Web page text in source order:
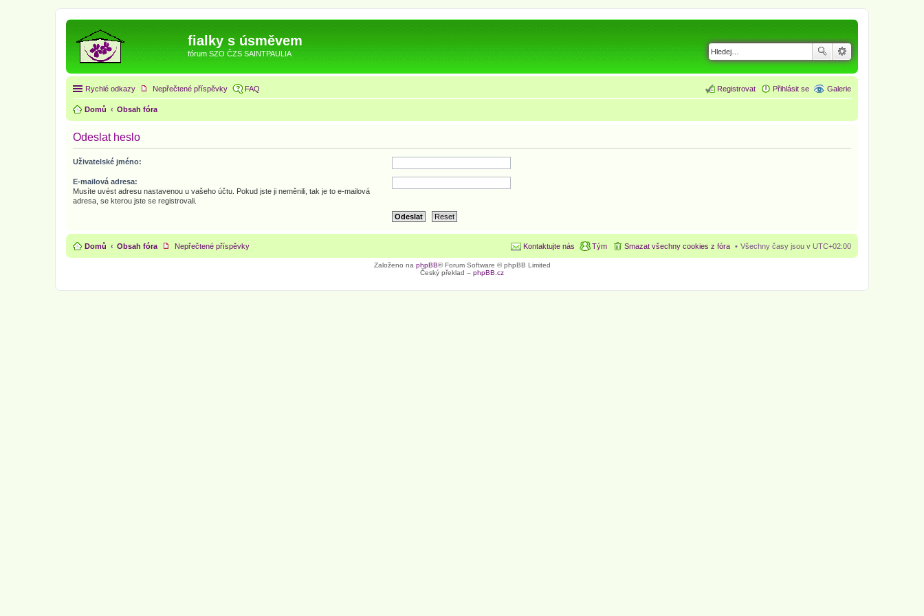
fialky s úsměvem
fórum SZO ČZS SAINTPAULIA
Rychlé odkazy Nepřečtené příspěvky Galerie
FAQ Přihlásit se
Registrovat
Domů Obsah fóra
Odeslat heslo
Uživatelské jméno:
E-mailová adresa:
Musíte uvést adresu nastavenou u vašeho účtu. Pokud jste ji neměnili, tak je to e-mailová
adresa, se kterou jste se registrovali.
Domů Obsah fóra Všechny časy jsou v UTC+02:00
Smazat všechny cookies z fóra
Tým
Kontaktujte nás
Nepřečtené příspěvky
Založeno na phpBB® Forum Software © phpBB Limited
Český překlad – phpBB.cz